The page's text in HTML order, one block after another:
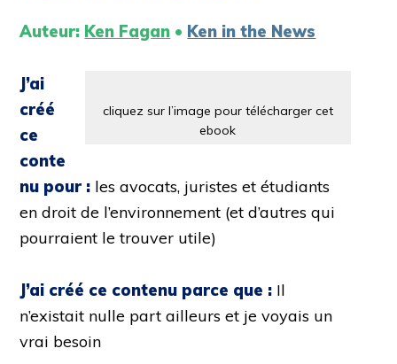
Auteur: Ken Fagan • Ken in the News
cliquez sur l’image pour télécharger cet
ebook
J’ai
créé
ce
conte
nu pour : les avocats, juristes et étudiants
en droit de l’environnement (et d’autres qui
pourraient le trouver utile)
J’ai créé ce contenu parce que : Il
n’existait nulle part ailleurs et je voyais un
vrai besoin